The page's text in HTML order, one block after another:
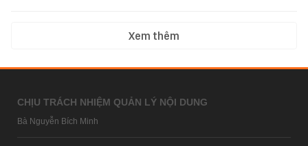
Xem thêm
CHỊU TRÁCH NHIỆM QUẢN LÝ NỘI DUNG
Bà Nguyễn Bích Minh